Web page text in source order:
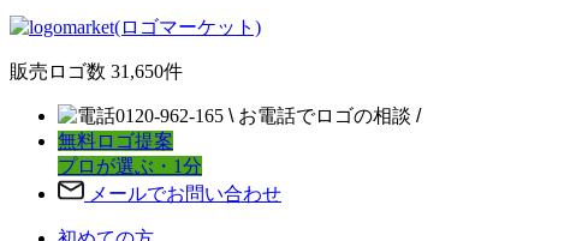
販売ロゴ数 31,650件
0120-962-165 \ お電話でロゴの相談 /
無料ロゴ提案
プロが選ぶ・1分
メールでお問い合わせ